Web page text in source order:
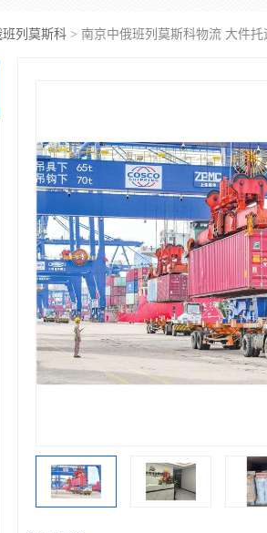
班列莫斯科 > 南京中俄班列莫斯科物流 大件托